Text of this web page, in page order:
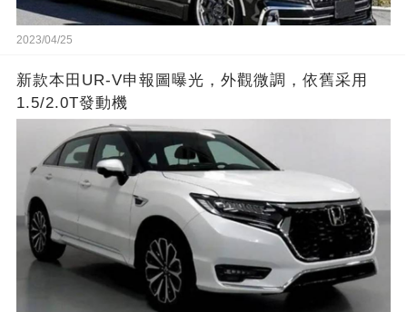
2023/04/25
新款本田UR-V申報圖曝光，外觀微調，依舊采用
1.5/2.0T發動機